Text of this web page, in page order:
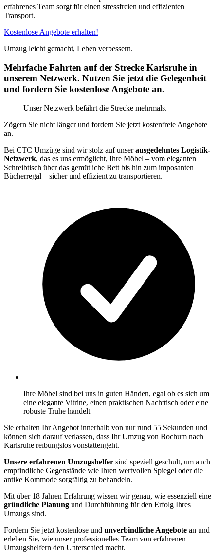
erfahrenes Team sorgt für einen stressfreien und effizienten
Transport.
Kostenlose Angebote erhalten!
Umzug leicht gemacht, Leben verbessern.
Mehrfache Fahrten auf der Strecke Karlsruhe in
unserem Netzwerk. Nutzen Sie jetzt die Gelegenheit
und fordern Sie kostenlose Angebote an.
Unser Netzwerk befährt die Strecke mehrmals.
Zögern Sie nicht länger und fordern Sie jetzt kostenfreie Angebote
an.
Bei CTC Umzüge sind wir stolz auf unserausgedehntes Logistik-
Netzwerk, das es uns ermöglicht, Ihre Möbel – vom eleganten
Schreibtisch über das gemütliche Bett bis hin zum imposanten
Bücherregal – sicher und effizient zu transportieren.
Ihre Möbel sind bei uns in guten Händen, egal ob es sich um
eine elegante Vitrine, einen praktischen Nachttisch oder eine
robuste Truhe handelt.
Sie erhalten Ihr Angebot innerhalb von nur rund 55 Sekunden und
können sich darauf verlassen, dass Ihr Umzug von Bochum nach
Karlsruhe reibungslos vonstattengeht.
Unsere erfahrenen Umzugshelfer sind speziell geschult, um auch
empfindliche Gegenstände wie Ihren wertvollen Spiegel oder die
antike Kommode sorgfältig zu behandeln.
Mit über 18 Jahren Erfahrung wissen wir genau, wie essenziell eine
gründliche Planung und Durchführung für den Erfolg Ihres
Umzugs sind.
Fordern Sie jetzt kostenlose und unverbindliche Angebote an und
erleben Sie, wie unser professionelles Team von erfahrenen
Umzugshelfern den Unterschied macht.